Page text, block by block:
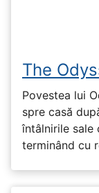
The
Povestea lui
spre casă
întâlnirile sale
terminând cu